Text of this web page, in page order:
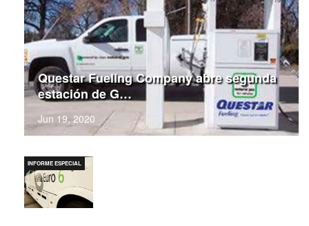
Questar Fueling Company abre segunda
estación de G…
Jun 19, 2020
INFORME ESPECIAL